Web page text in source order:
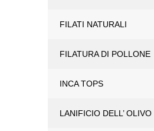
FILATI NATURALI
FILATURA DI POLLONE
INCA TOPS
LANIFICIO DELL’ OLIVO